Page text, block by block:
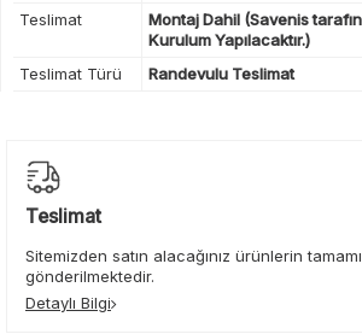
Teslimat
Montaj Dahil (Savenis
Kurulum Yapılacaktır.)
Teslimat Türü
Randevulu Teslimat
Teslimat
Sitemizden satın alacağınız ürünlerin
gönderilmektedir.
Detaylı Bilgi